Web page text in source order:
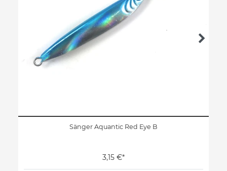
Sänger Aquantic Red Eye B
3,15 €*